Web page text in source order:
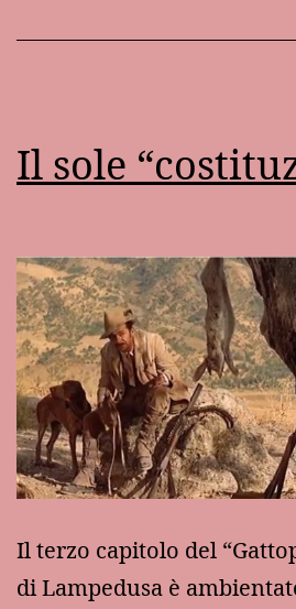
Il sole
Il terzo capitolo del
di Lampedusa è